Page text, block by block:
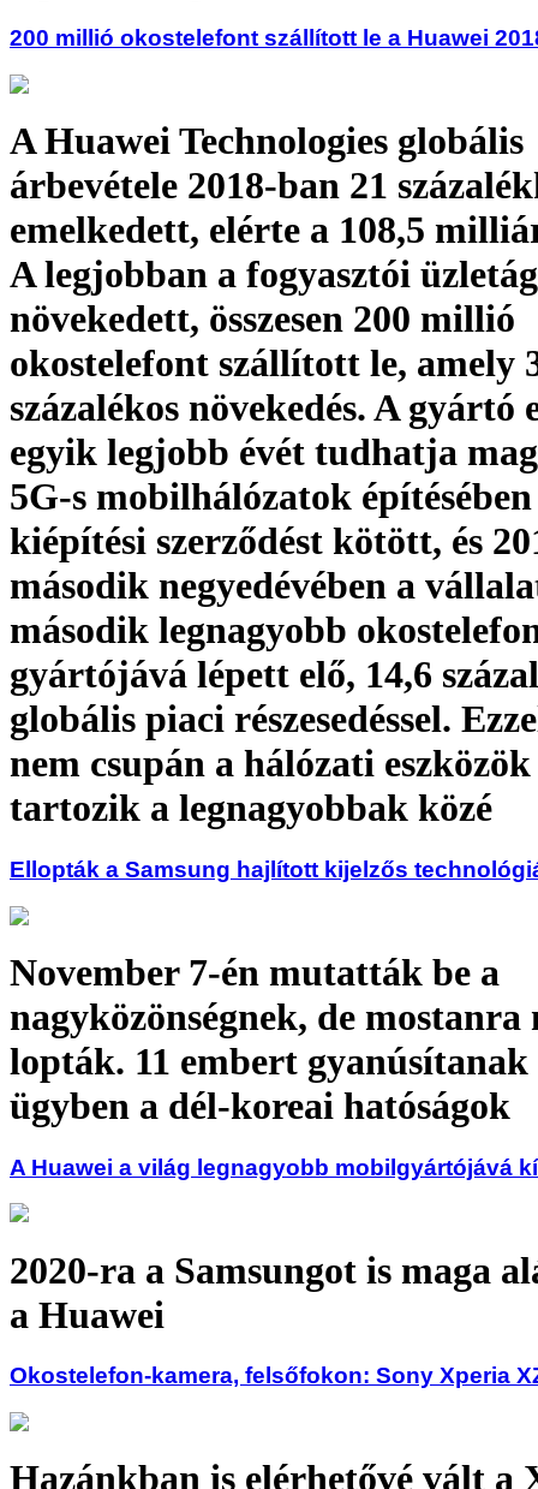
200 millió okostelefont szállított le a Huawei
A Huawei Technologies globális
árbevétele 2018-ban 21
emelkedett, elérte a 108,5
A legjobban a fogyasztói
növekedett, összesen 200 millió
okostelefont szállított le, amely
százalékos növekedés. A gyártó
egyik legjobb évét tudhatja
5G-s mobilhálózatok
kiépítési szerződést kötött, és
második negyedévében a
második legnagyobb
gyártójává lépett elő, 14,6
globális piaci részesedéssel.
nem csupán a hálózati
tartozik a legnagyobbak közé
Ellopták a Samsung hajlított kijelzős
November 7-én mutatták be a
nagyközönségnek, de mostanra
lopták. 11 embert gyanúsítanak
ügyben a dél-koreai hatóságok
A Huawei a világ legnagyobb mobilgyártójává
2020-ra a Samsungot is maga
a Huawei
Okostelefon-kamera, felsőfokon: Sony Xperia
Hazánkban is elérhetővé vált a